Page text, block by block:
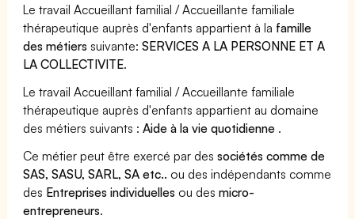
Le travail Accueillant familial / Accueillante familiale
thérapeutique auprès d'enfants appartient à la famille
des métiers suivante:SERVICES A LA PERSONNE ET A
LA COLLECTIVITE.
Le travail Accueillant familial / Accueillante familiale
thérapeutique auprès d'enfants appartient au domaine
des métiers suivants :Aide à la vie quotidienne .
Ce métier peut être exercé par dessociétés comme de
SAS, SASU, SARL, SA etc.. ou des indépendants comme
des Entreprises individuelles ou desmicro-
entrepreneurs.